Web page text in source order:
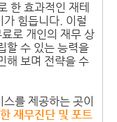
한 효과적인 재테
힘듭니다. 이럴
로 개인의 재무 상
할 수 있는 능력을
해 보며 전략을 수
를 제공하는 곳이
재무진단 및 포트